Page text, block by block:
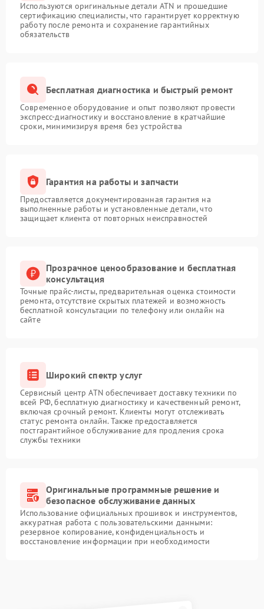
Используются оригинальные детали ATN и прошедшие
сертификацию специалисты, что гарантирует корректную
работу после ремонта и сохранение гарантийных
обязательств
Бесплатная диагностика и быстрый ремонт
Современное оборудование и опыт позволяют провести
экспресс-диагностику и восстановление в кратчайшие
сроки, минимизируя время без устройства
Гарантия на работы и запчасти
Предоставляется документированная гарантия на
выполненные работы и установленные детали, что
защищает клиента от повторных неисправностей
Прозрачное ценообразование и бесплатная
консультация
Точные прайс-листы, предварительная оценка стоимости
ремонта, отсутствие скрытых платежей и возможность
бесплатной консультации по телефону или онлайн на
сайте
Широкий спектр услуг
Сервисный центр ATN обеспечивает доставку техники по
всей РФ, бесплатную диагностику и качественный ремонт,
включая срочный ремонт. Клиенты могут отслеживать
статус ремонта онлайн. Также предоставляется
постгарантийное обслуживание для продления срока
службы техники
Оригинальные программные решение и
безопасное обслуживание данных
Использование официальных прошивок и инструментов,
аккуратная работа с пользовательскими данными:
резервное копирование, конфиденциальность и
восстановление информации при необходимости